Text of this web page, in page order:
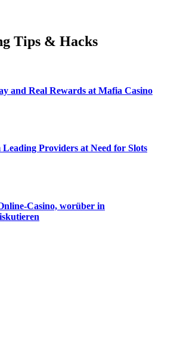
Tips & Hacks
and Real Rewards at Mafia Casino
Leading Providers at Need for Slots
Casino, worüber in